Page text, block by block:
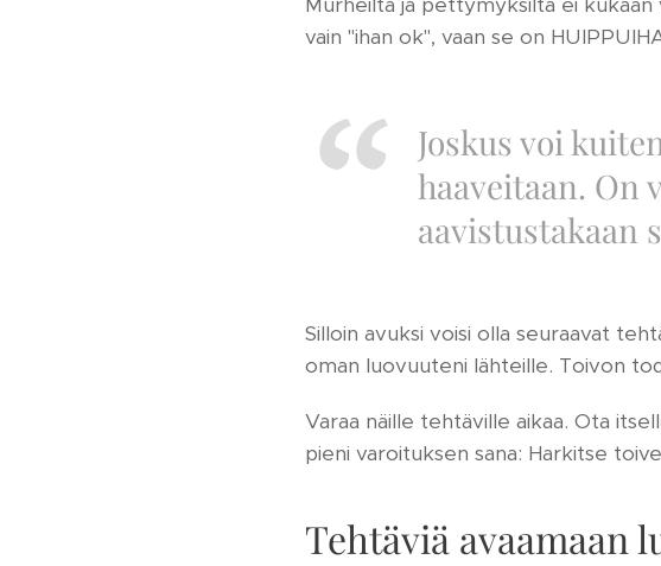
vain "ihan ok", vaan se on
Joskus voi
haaveitaan. On
aavistustakaan
Silloin avuksi voisi olla seuraavat
oman luovuuteni lähteille. Toivon
Varaa näille tehtäville aikaa. Ota
pieni varoituksen sana: Harkitse
Tehtäviä avaamaan